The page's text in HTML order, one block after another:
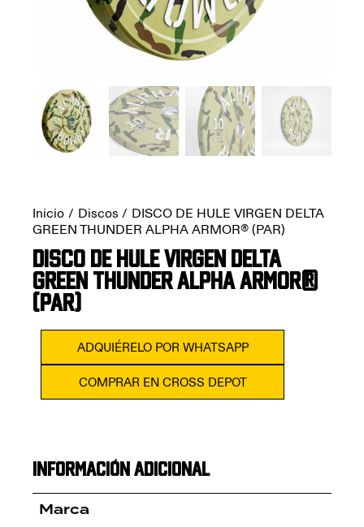
Inicio Discos
DISCO DE HULE VIRGEN DELTA
GREEN THUNDER ALPHA ARMOR® (PAR)
DISCO DE HULE VIRGEN DELTA
GREEN THUNDER ALPHA ARMOR®
(PAR)
ADQUIÉRELO POR WHATSAPP
COMPRAR EN CROSS DEPOT
Información adicional
Marca